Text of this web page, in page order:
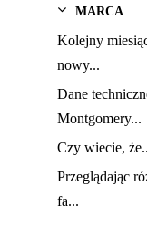
MARCA
Kolejny
nowy...
Dane
Montgomery...
Czy wiecie,
Przeglądając
fa...